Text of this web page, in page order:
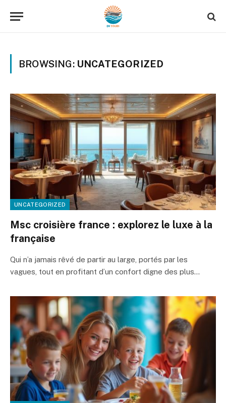
BROWSING: UNCATEGORIZED
UNCATEGORIZED
Msc croisière france : explorez le luxe à la
française
Qui n’a jamais rêvé de partir au large, portés par les
vagues, tout en profitant d’un confort digne des plus…